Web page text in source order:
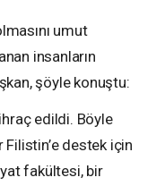
umut
insanların
şöyle konuştu:
edildi. Böyle
destek için
fakültesi, bir